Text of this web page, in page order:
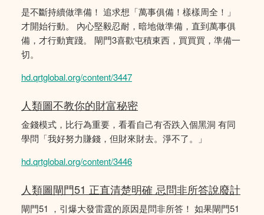
是不斷持續做準備！ 追求想「萬事俱備！樣樣周全！」
才開始行動。 內心堅毅忍耐，暗地做準備，直到萬事俱
備，才行動實踐。 閘門3喜歡屯積東西，買買買，準備一
切。
hd.qrtglobal.org/content/3447
人類圖不教你的財富秘密
金錢模式，比行為重要，看看自己有否跌入個黑洞 有同
學問「我好努力賺錢，但財來財去。淨不了。」
hd.qrtglobal.org/content/3446
人類圖閘門51 正直清楚明確 忌問非所答說廢計
閘門51 ，引爆大發雷霆的原因是問非所答！ 如果閘門51